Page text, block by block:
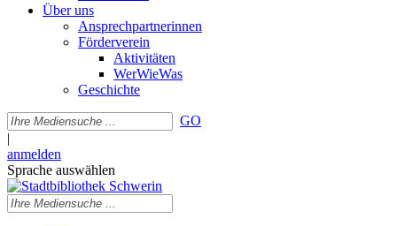
Über uns
Ansprechpartnerinnen
Förderverein
Aktivitäten
WerWieWas
Geschichte
GO
|
anmelden
Sprache auswählen